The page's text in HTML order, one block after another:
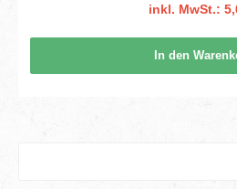
inkl. MwSt.:
In den